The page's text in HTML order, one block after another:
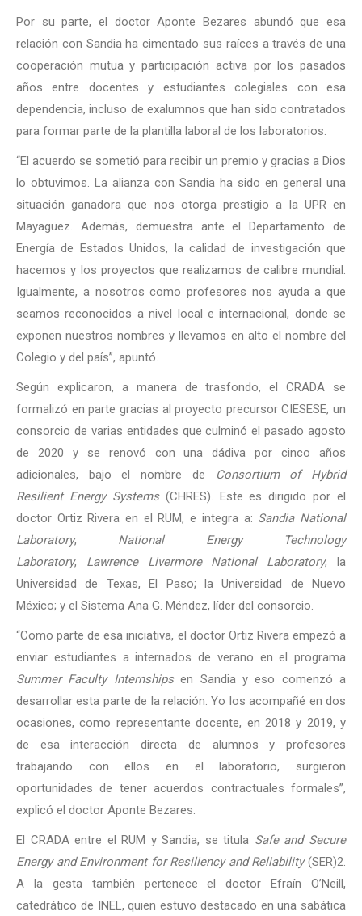
Por su parte, el doctor Aponte Bezares abundó que esa
relación con Sandia ha cimentado sus raíces a través de una
cooperación mutua y participación activa por los pasados
años entre docentes y estudiantes colegiales con esa
dependencia, incluso de exalumnos que han sido contratados
para formar parte de la plantilla laboral de los laboratorios.
“El acuerdo se sometió para recibir un premio y gracias a Dios
lo obtuvimos. La alianza con Sandia ha sido en general una
situación ganadora que nos otorga prestigio a la UPR en
Mayagüez. Además, demuestra ante el Departamento de
Energía de Estados Unidos, la calidad de investigación que
hacemos y los proyectos que realizamos de calibre mundial.
Igualmente, a nosotros como profesores nos ayuda a que
seamos reconocidos a nivel local e internacional, donde se
exponen nuestros nombres y llevamos en alto el nombre del
Colegio y del país”, apuntó.
Según explicaron, a manera de trasfondo, el CRADA se
formalizó en parte gracias al proyecto precursor CIESESE, un
consorcio de varias entidades que culminó el pasado agosto
de 2020 y se renovó con una dádiva por cinco años
adicionales, bajo el nombre de
Consortium of Hybrid
Resilient Energy Systems(CHRES). Este es dirigido por el
doctor Ortiz Rivera en el RUM, e integra a: Sandia National
Laboratory, National Energy Technology
Laboratory, Lawrence Livermore National Laboratory; la
Universidad de Texas, El Paso; la Universidad de Nuevo
México; y el Sistema Ana G. Méndez, líder del consorcio.
“Como parte de esa iniciativa, el doctor Ortiz Rivera empezó a
enviar estudiantes a internados de verano en el programa
Summer Faculty Internshipsen Sandia y eso comenzó a
desarrollar esta parte de la relación. Yo los acompañé en dos
ocasiones, como representante docente, en 2018 y 2019, y
de esa interacción directa de alumnos y profesores
trabajando con ellos en el laboratorio, surgieron
oportunidades de tener acuerdos contractuales formales”,
explicó el doctor Aponte Bezares.
El CRADA entre el RUM y Sandia, se titula Safe and Secure
Energy and Environment for Resiliency and Reliability(SER)2.
A la gesta también pertenece el doctor Efraín O’Neill,
catedrático de INEL, quien estuvo destacado en una sabática